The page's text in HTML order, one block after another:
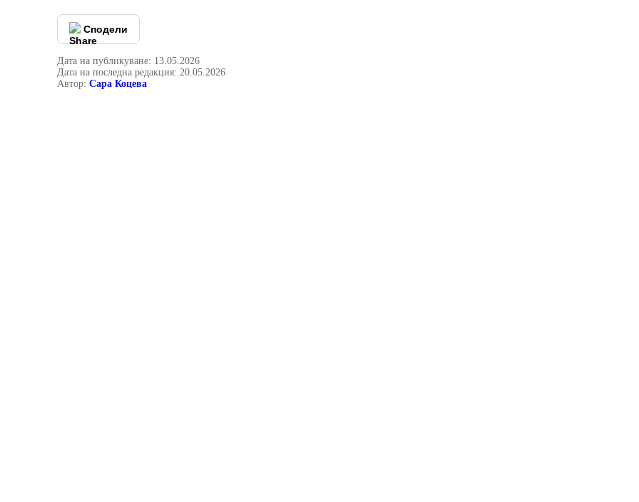
Сподели
Дата на публикуване: 13.05.2026
Дата на последна редакция: 20.05.2026
Автор: Сара Коцева